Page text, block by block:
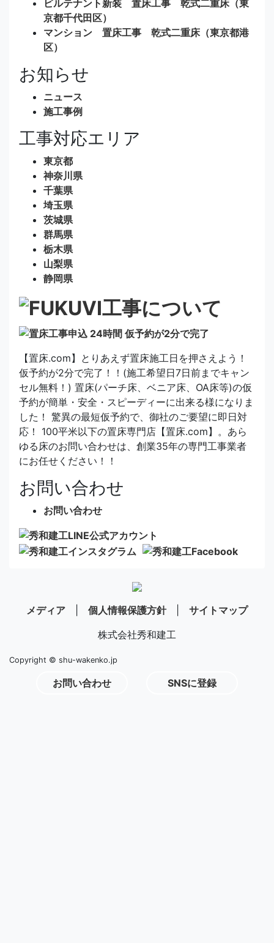
ビルテナント新装 置床工事 乾式二重床（東
京都千代田区）
マンション 置床工事 乾式二重床（東京都港
区）
お知らせ
ニュース
施工事例
工事対応エリア
東京都
神奈川県
千葉県
埼玉県
茨城県
群馬県
栃木県
山梨県
静岡県
【置床.com】とりあえず置床施工日を押さえよう！
仮予約が2分で完了！！(施工希望日7日前までキャン
セル無料！) 置床(パーチ床、ベニア床、OA床等)の仮
予約が簡単・安全・スピーディーに出来る様になりま
した！ 驚異の最短仮予約で、御社のご要望に即日対
応！ 100平米以下の置床専門店【置床.com】。あら
ゆる床のお問い合わせは、創業35年の専門工事業者
にお任せください！！
お問い合わせ
お問い合わせ
メディア 個人情報保護方針| サイトマップ
株式会社秀和建工
Copyright © shu-wakenko.jp
お問い合わせ SNSに登録